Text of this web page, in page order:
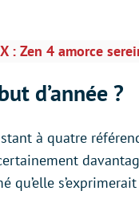
: Zen 4 amorce
d’année ?
à quatre
qu’elle